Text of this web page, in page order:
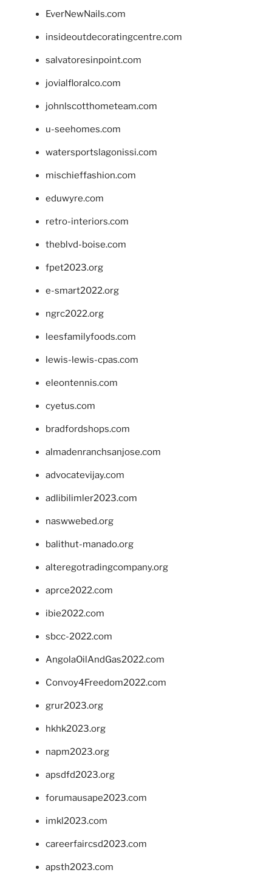
EverNewNails.com
insideoutdecoratingcentre.com
salvatoresinpoint.com
jovialfloralco.com
johnlscotthometeam.com
u-seehomes.com
watersportslagonissi.com
mischieffashion.com
eduwyre.com
retro-interiors.com
theblvd-boise.com
fpet2023.org
e-smart2022.org
ngrc2022.org
leesfamilyfoods.com
lewis-lewis-cpas.com
eleontennis.com
cyetus.com
bradfordshops.com
almadenranchsanjose.com
advocatevijay.com
adlibilimler2023.com
naswwebed.org
balithut-manado.org
alteregotradingcompany.org
aprce2022.com
ibie2022.com
sbcc-2022.com
AngolaOilAndGas2022.com
Convoy4Freedom2022.com
grur2023.org
hkhk2023.org
napm2023.org
apsdfd2023.org
forumausape2023.com
imkl2023.com
careerfaircsd2023.com
apsth2023.com